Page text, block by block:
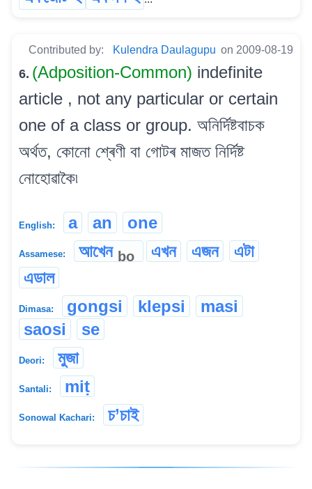
Contributed by: Kulendra Daulagupu on 2009-08-19
6. (Adposition-Common) indefinite
article , not any particular or certain
one of a class or group. অনিৰ্দিষ্টবাচক
অৰ্থত, কোনো শ্ৰেণী বা গোটৰ মাজত নিৰ্দিষ্ট
নোহোৱাকৈ৷
English: a an one
Assamese: আখেন bo এখন এজন
এটা
এডাল
Dimasa: gongsi klepsi
masi
saosi
se
Deori: মুজা
Santali: miṭ
Sonowal Kachari: চ‌’চাই